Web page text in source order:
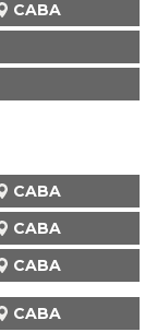
CABA
CABA
CABA
CABA
CABA